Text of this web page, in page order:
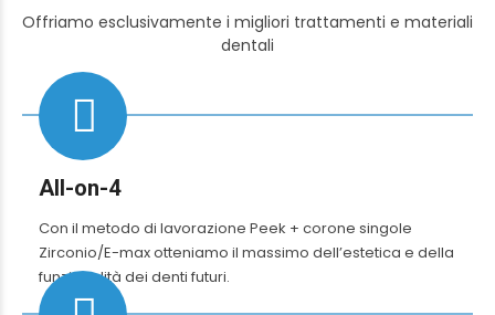
Offriamo esclusivamente i migliori trattamenti e materiali
dentali
All-on-4
Con il metodo di lavorazione Peek + corone singole
Zirconio/E-max otteniamo il massimo dell’estetica e della
funzionalità dei denti futuri.